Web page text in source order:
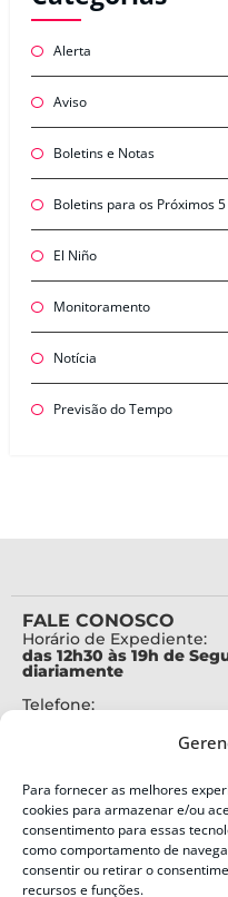
Para fornecer as melhores
cookies para armazenar e/ou
consentimento para essas
como comportamento de
consentir ou retirar o
recursos e funções.
Alerta
Aviso
Boletins e Notas
Boletins para os Próximos
El Niño
Monitoramento
Notícia
Previsão do Tempo
FALE CONOSCO
Horário de Expediente:
das 12h30 às 19h de
diariamente
Telefone:
Alertas Defesa Civil:
SMS 40199
ENDEREÇO
Defesa Civil do Estado de